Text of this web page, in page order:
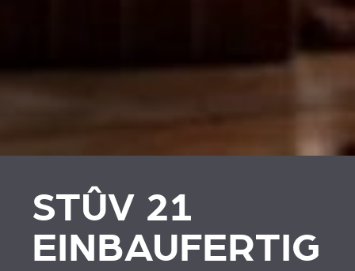
STÛV 21
EINBAUFERTIG
ZUBERHÖRTEIL
ACCESSOIRES VOOR